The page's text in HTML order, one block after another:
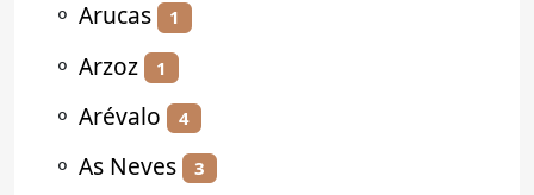
⚬ Arucas 1
⚬ Arzoz 1
⚬ Arévalo 4
⚬ As Neves 3